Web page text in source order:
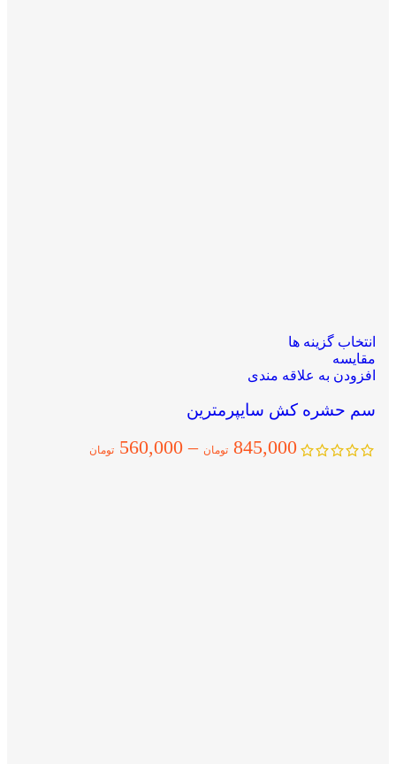
انتخاب گزینه ها
مقایسه
افزودن به علاقه مندی
سم حشره کش سایپرمترین
845,000 تومان –
560,000 تومان